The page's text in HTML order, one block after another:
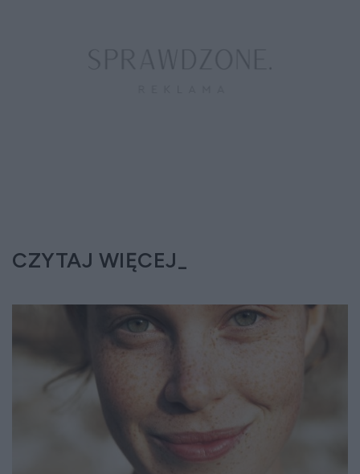
CZYTAJ WIĘCEJ